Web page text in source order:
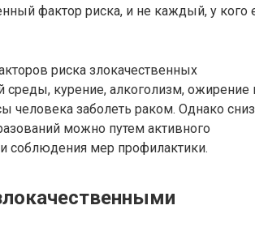
фактор риска, и не каждый, у кого
риска злокачественных
курение, алкоголизм, ожирение
человека заболеть раком. Однако
можно путем активного
соблюдения мер профилактики.